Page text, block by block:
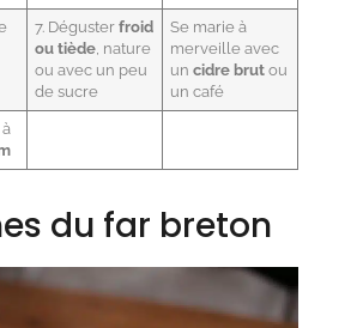
7. Dégusterfroid
ou tiède, nature
ou avec un peu
de sucre
Se marie à
merveille avec
uncidre brut ou
un café
du far breton